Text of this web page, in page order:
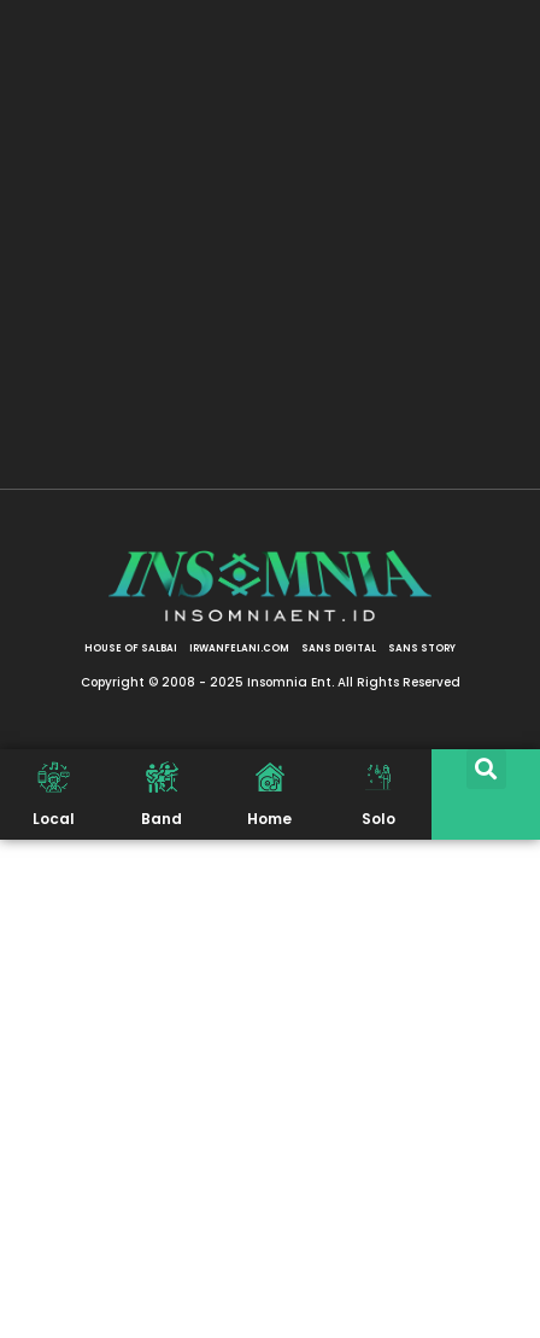
HOUSE OF SALBAI IRWANFELANI.COM SANS DIGITAL SANS STORY
Copyright © 2008 - 2025 Insomnia Ent. All Rights Reserved
Local Band Home Solo